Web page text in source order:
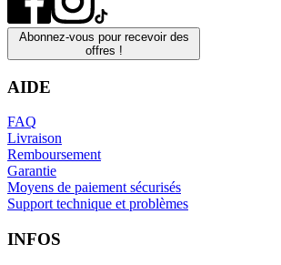
Abonnez-vous pour recevoir des
offres !
AIDE
FAQ
Livraison
Remboursement
Garantie
Moyens de paiement sécurisés
Support technique et problèmes
INFOS